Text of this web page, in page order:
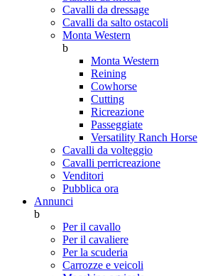
Cavalli da dressage
Cavalli da salto ostacoli
Monta Western
b
Monta Western
Reining
Cowhorse
Cutting
Ricreazione
Passeggiate
Versatility Ranch Horse
Cavalli da volteggio
Cavalli perricreazione
Venditori
Pubblica ora
Annunci
b
Per il cavallo
Per il cavaliere
Per la scuderia
Carrozze e veicoli